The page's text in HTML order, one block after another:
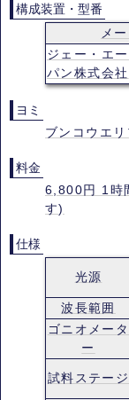
構成装置・型番
メ
ジェー・エ
パン株式会社
ヨミ
ブンコウエ
料金
6,800円 1時
す)
仕様
光源
波長範囲
ゴニオメータ
ー
試料ステージ